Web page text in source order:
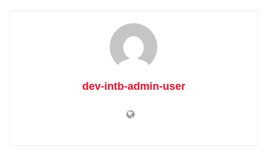
dev-intb-admin-user